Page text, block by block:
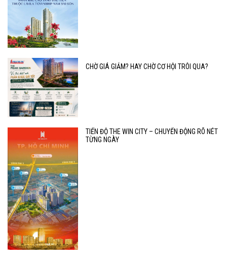
CHỜ GIÁ GIẢM? HAY CHỜ CƠ HỘI TRÔI QUA?
TIẾN ĐỘ THE WIN CITY – CHUYỂN ĐỘNG RÕ NÉT
TỪNG NGÀY